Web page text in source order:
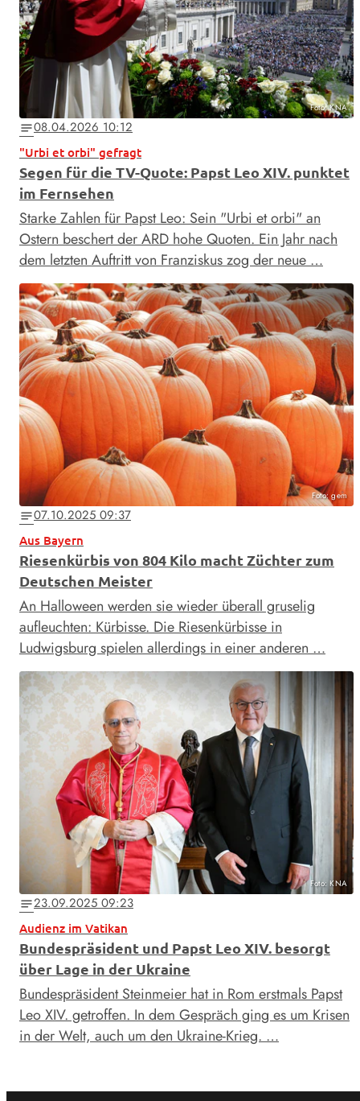
Foto: KNA
notes08.04.2026 10:12
"Urbi et orbi" gefragt
Segen für die TV-Quote: Papst Leo XIV. punktet
im Fernsehen
Starke Zahlen für Papst Leo: Sein "Urbi et orbi" an
Ostern beschert der ARD hohe Quoten. Ein Jahr nach
dem letzten Auftritt von Franziskus zog der neue …
Foto: gem
notes07.10.2025 09:37
Aus Bayern
Riesenkürbis von 804 Kilo macht Züchter zum
Deutschen Meister
An Halloween werden sie wieder überall gruselig
aufleuchten: Kürbisse. Die Riesenkürbisse in
Ludwigsburg spielen allerdings in einer anderen …
Foto: KNA
notes23.09.2025 09:23
Audienz im Vatikan
Bundespräsident und Papst Leo XIV. besorgt
über Lage in der Ukraine
Bundespräsident Steinmeier hat in Rom erstmals Papst
Leo XIV. getroffen. In dem Gespräch ging es um Krisen
in der Welt, auch um den Ukraine-Krieg. …